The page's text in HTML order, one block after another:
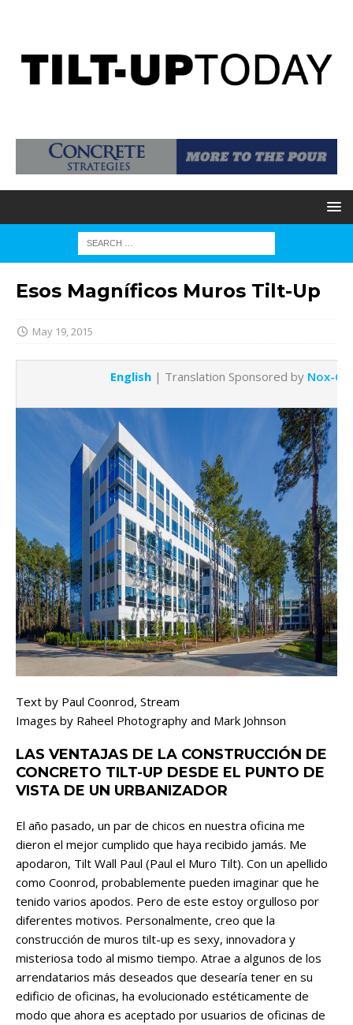
Esos Magníficos Muros Tilt-Up
May 19, 2015
English| Translation Sponsored by Nox-
Text by Paul Coonrod, Stream
Images by Raheel Photography and Mark Johnson
LAS VENTAJAS DE LA CONSTRUCCIÓN DE
CONCRETO TILT-UP DESDE EL PUNTO DE
VISTA DE UN URBANIZADOR
El año pasado, un par de chicos en nuestra oficina me
dieron el mejor cumplido que haya recibido jamás. Me
apodaron, Tilt Wall Paul (Paul el Muro Tilt). Con un apellido
como Coonrod, probablemente pueden imaginar que he
tenido varios apodos. Pero de este estoy orgulloso por
diferentes motivos. Personalmente, creo que la
construcción de muros tilt-up es sexy, innovadora y
misteriosa todo al mismo tiempo. Atrae a algunos de los
arrendatarios más deseados que desearía tener en su
edificio de oficinas, ha evolucionado estéticamente de
modo que ahora es aceptado por usuarios de oficinas de